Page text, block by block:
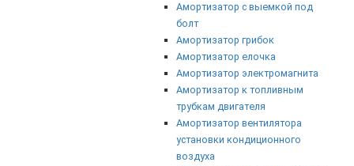
Амортизатор с выемкой под
болт
Амортизатор грибок
Амортизатор елочка
Амортизатор электромагнита
Амортизатор к топливным
трубкам двигателя
Амортизатор вентилятора
установки кондиционного
воздуха